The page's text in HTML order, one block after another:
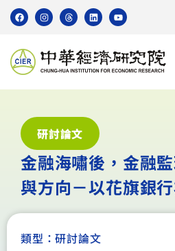
研討論文
金融海嘯後，金融
與方向－以花旗銀
類型：研討論文